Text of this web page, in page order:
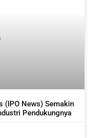
(IPO News) Semakin
Pendukungnya